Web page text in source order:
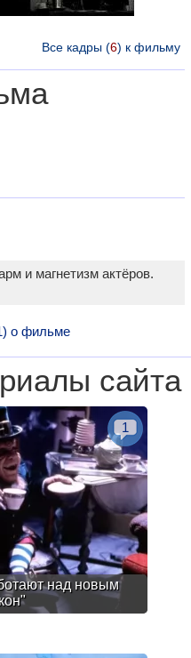
Все кадры (6) к фильму
и магнетизм актёров.
о фильме
сайта
над новым
1